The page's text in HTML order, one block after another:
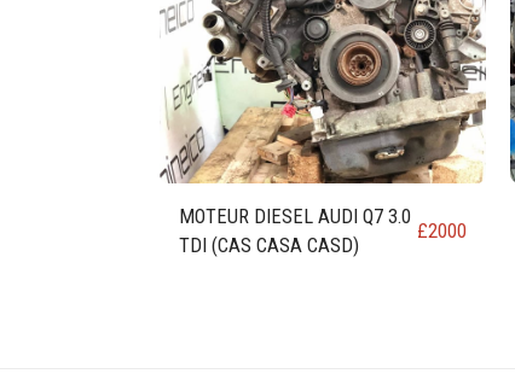
MOTEUR DIESEL AUDI Q7 3.0
TDI (CAS CASA CASD)
£2000